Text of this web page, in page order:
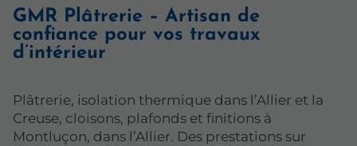
GMR Plâtrerie – Artisan de
confiance pour vos travaux
d’intérieur
Plâtrerie, isolation thermique dans l’Allier et la
Creuse, cloisons, plafonds et finitions à
Montluçon, dans l’Allier. Des prestations sur